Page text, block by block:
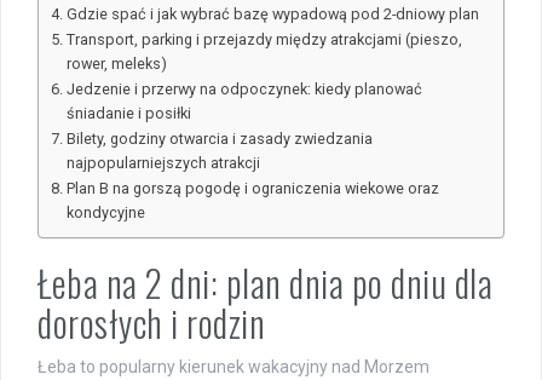
Gdzie spać i jak wybrać bazę wypadową pod 2-dniowy plan
Transport, parking i przejazdy między atrakcjami (pieszo,
rower, meleks)
Jedzenie i przerwy na odpoczynek: kiedy planować
śniadanie i posiłki
Bilety, godziny otwarcia i zasady zwiedzania
najpopularniejszych atrakcji
Plan B na gorszą pogodę i ograniczenia wiekowe oraz
kondycyjne
Łeba na 2 dni: plan dnia po dniu dla
dorosłych i rodzin
Łeba to popularny kierunek wakacyjny nad Morzem